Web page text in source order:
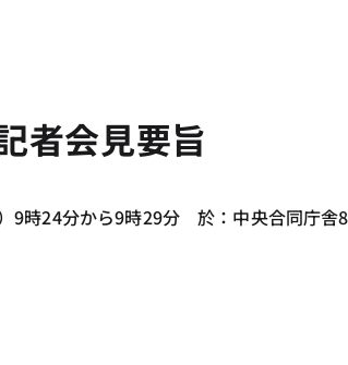
者会見要旨
9時24分から9時29分 於：中央合同庁舎8